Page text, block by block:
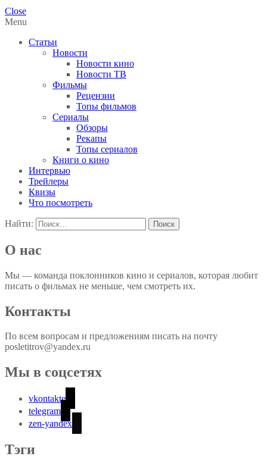
Close
Menu
Статьи
Новости
Новости кино
Новости ТВ
Фильмы
Рецензии
Топы фильмов
Сериалы
Обзоры
Рекапы
Топы сериалов
Книги о кино
Интервью
Трейлеры
Квизы
Что посмотреть
Найти:
О нас
Мы — команда поклонников кино и сериалов, которая любит
писать о фильмах не меньше, чем смотреть их.
Контакты
По всем вопросам и предложениям писать на почту
posletitrov@yandex.ru
Мы в соцсетях
vkontakte
telegram
zen-yandex
Тэги